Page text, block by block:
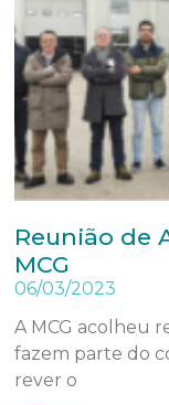
Reunião de
MCG
06/03/2023
A MCG acolheu
fazem parte do
rever o